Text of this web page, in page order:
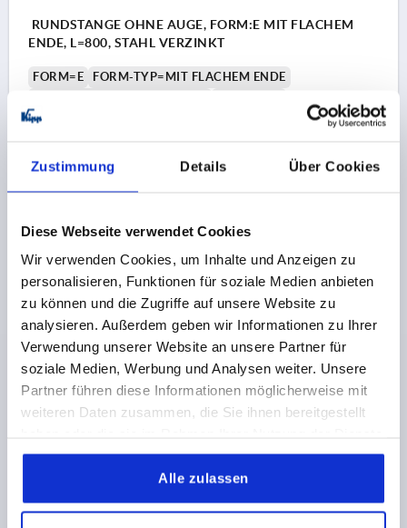
Zustimmung Details Über Cookies
Diese Webseite verwendet Cookies
Wir verwenden Cookies, um Inhalte und Anzeigen zu
personalisieren, Funktionen für soziale Medien anbieten
zu können und die Zugriffe auf unsere Website zu
analysieren. Außerdem geben wir Informationen zu Ihrer
Verwendung unserer Website an unsere Partner für
soziale Medien, Werbung und Analysen weiter. Unsere
Partner führen diese Informationen möglicherweise mit
weiteren Daten zusammen, die Sie ihnen bereitgestellt
gesammelt haben.
Alle zulassen
RUNDSTANGE OHNE AUGE, FORM:E MIT FLACHEM
ENDE, L=800, STAHL VERZINKT
FORM=E
FORM-TYP=MIT FLACHEM ENDE
DURCHMESSER=8
6,19 CHF
K2274 E
FORM-TYP=MIT FLACHEM ENDE